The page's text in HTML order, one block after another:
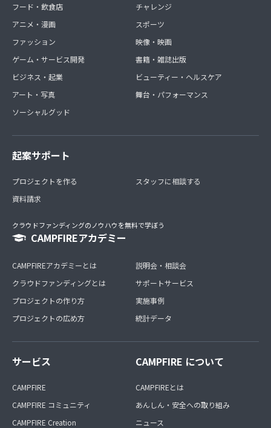
フード・飲食店
アニメ・漫画
ファッション
ゲーム・サービス開発
ビジネス・起業
アート・写真
ソーシャルグッド
チャレンジ
スポーツ
映像・映画
書籍・雑誌出版
ビューティー・ヘルスケア
舞台・パフォーマンス
起案サポート
プロジェクトを作る
資料請求
スタッフに相談する
クラウドファンディングのノウハウを無料で学ぼう
CAMPFIREアカデミー
CAMPFIREアカデミーとは
クラウドファンディングとは
プロジェクトの作り方
プロジェクトの広め方
説明会・相談会
サポートサービス
実施事例
統計データ
サービス
CAMPFIRE
CAMPFIRE コミュニティ
CAMPFIRE Creation
CAMPFIRE について
CAMPFIREとは
あんしん・安全への取り組み
ニュース